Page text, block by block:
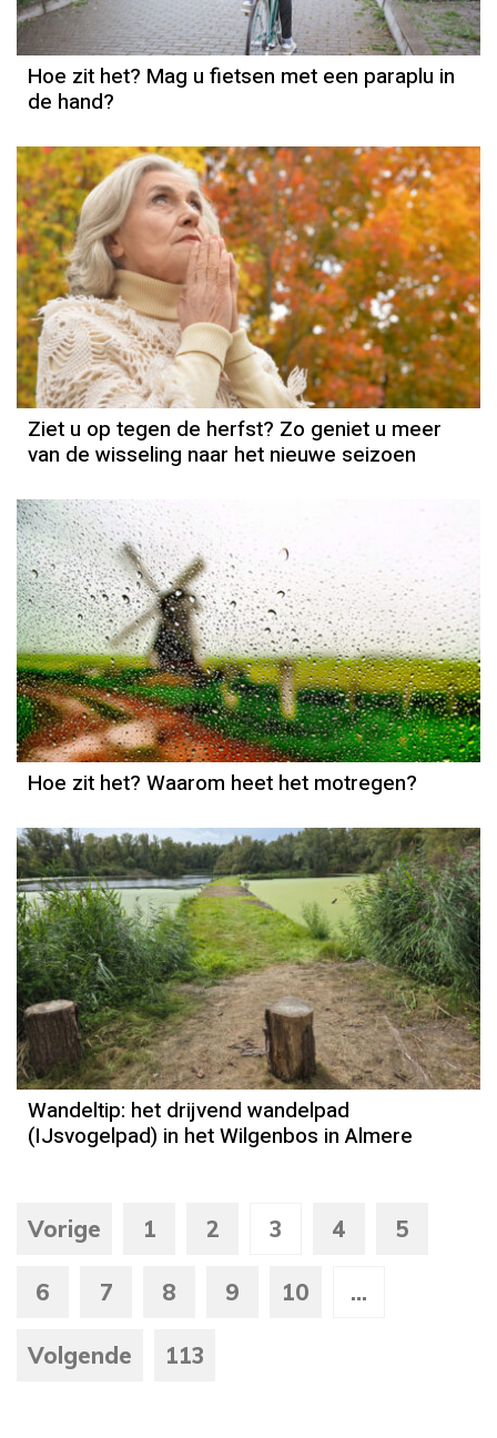
Hoe zit het? Mag u fietsen met een paraplu in
de hand?
Ziet u op tegen de herfst? Zo geniet u meer
van de wisseling naar het nieuwe seizoen
Hoe zit het? Waarom heet het motregen?
Wandeltip: het drijvend wandelpad
(IJsvogelpad) in het Wilgenbos in Almere
Vorige 1 2 3 4 5
6 7 8 9 10 ...
Volgende 113